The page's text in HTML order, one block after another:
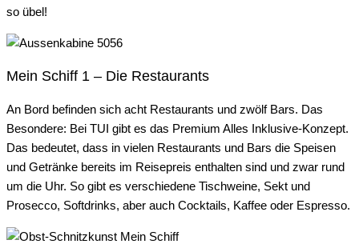
so übel!
Mein Schiff 1 – Die Restaurants
An Bord befinden sich acht Restaurants und zwölf Bars. Das
Besondere: Bei TUI gibt es das Premium Alles Inklusive-Konzept.
Das bedeutet, dass in vielen Restaurants und Bars die Speisen
und Getränke bereits im Reisepreis enthalten sind und zwar rund
um die Uhr. So gibt es verschiedene Tischweine, Sekt und
Prosecco, Softdrinks, aber auch Cocktails, Kaffee oder Espresso.